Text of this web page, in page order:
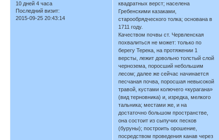
10 дней 4 часа
Последний визит:
2015-09-25 20:43:14
квадратных верст; населена
Гребенскими казаками,
старообрядческого толка; основана в
1711 году.
Качеством почвы ст. Червленская
похвалиться не может: только по
берегу Терека, на протяжении 1
версты, лежит довольно толстый слой
чернозема, поросший небольшим
лесом; далее же сейчас начинается
песчаная почва, поросшая невысокой
травой, кустами колючего «курагана»
(вид терновника) и, изредка, мелкого
тальника; местами же, и на
достаточно большом пространстве,
она состоит из сыпучих песков
(буруны); построить орошение,
посредством проведения канав через